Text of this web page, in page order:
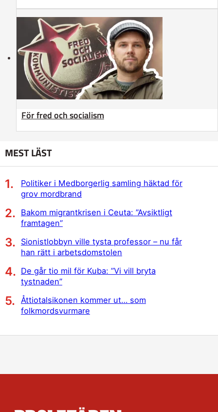
För fred och socialism
MEST LÄST
Politiker i Medborgerlig samling häktad för
grov mordbrand
Bakom migrantkrisen i Ceuta: ”Avsiktligt
framtagen”
Sionistlobbyn ville tysta professor – nu får
han rätt i arbetsdomstolen
De går tio mil för Kuba: ”Vi vill bryta
tystnaden”
Åttiotalsikonen kommer ut… som
folkmordsvurmare